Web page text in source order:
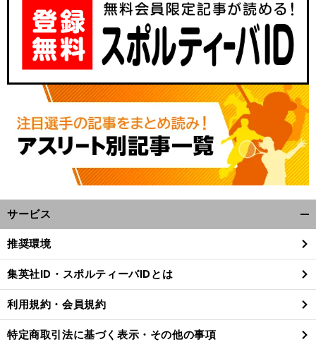
々
.
ペ
へ
サービス
閉
る
推奨環境
集英社ID・スポルティーバIDとは
利用規約・会員規約
特定商取引法に基づく表示・その他の事項